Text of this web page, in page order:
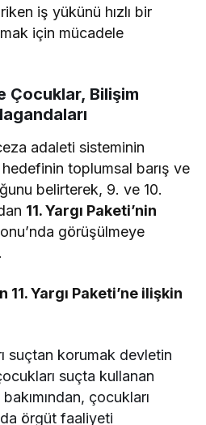
iş yükünü hızlı bir
için mücadele
Çocuklar, Bilişim
adaleti sisteminin
hedefinin toplumsal barış ve
belirterek, 9. ve 10.
11. Yargı Paketi’nin
görüşülmeye
Yargı Paketi’ne ilişkin
suçtan korumak devletin
suçta kullanan
çocukları
örgüt faaliyeti